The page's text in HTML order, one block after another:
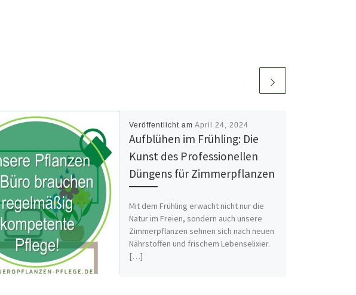
Veröffentlicht am April 24, 2024
Aufblühen im Frühling: Die
Kunst des Professionellen
Düngens für Zimmerpflanzen
Mit dem Frühling erwacht nicht nur die
Natur im Freien, sondern auch unsere
Zimmerpflanzen sehnen sich nach neuen
Nährstoffen und frischem Lebenselixier.
[…]